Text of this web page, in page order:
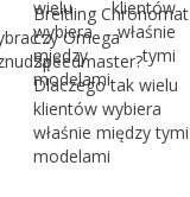
Breitling Chronomat
czy Omega
Speedmaster?
Dlaczego tak wielu
klientów wybiera
właśnie między tymi
modelami